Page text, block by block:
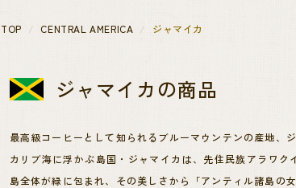
TOP CENTRAL AMERICA ジャマイカ
ジャマイカの商品
最高級コーヒーとして知られるブルーマウンテンの産地、ジ
カリブ海に浮かぶ島国・ジャマイカは、先住民族アラワ
島全体が緑に包まれ、その美しさから「アンティル諸島の